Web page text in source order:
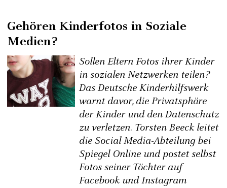
Gehören Kinderfotos in Soziale
Medien?
Sollen Eltern Fotos ihrer Kinder
in sozialen Netzwerken teilen?
Das Deutsche Kinderhilfswerk
warnt davor, die Privatsphäre
der Kinder und den Datenschutz
zu verletzen. Torsten Beeck leitet
die Social Media-Abteilung bei
Spiegel Online und postet selbst
Fotos seiner Töchter auf
Facebook und Instagram